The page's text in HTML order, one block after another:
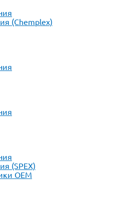
(Chemplex)
(SPEX)
ОЕМ